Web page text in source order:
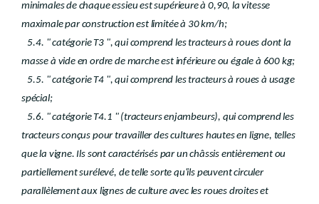
minimales de chaque essieu est supérieure à 0,90, la vitesse
maximale par construction est limitée à 30 km/h;
5.4. " catégorie T3 ", qui comprend les tracteurs à roues dont la
masse à vide en ordre de marche est inférieure ou égale à 600 kg;
5.5. " catégorie T4 ", qui comprend les tracteurs à roues à usage
spécial;
5.6. " catégorie T4.1 " (tracteurs enjambeurs), qui comprend les
tracteurs conçus pour travailler des cultures hautes en ligne, telles
que la vigne. Ils sont caractérisés par un châssis entièrement ou
partiellement surélevé, de telle sorte qu'ils peuvent circuler
parallèlement aux lignes de culture avec les roues droites et